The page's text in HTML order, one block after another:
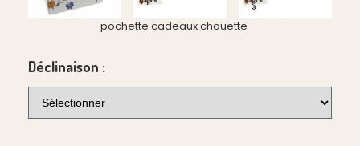
pochette cadeaux chouette
Déclinaison :